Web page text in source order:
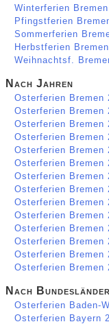
Winterferien
Pfingstferien
Sommerferien
Herbstferien
Weihnachtsf.
Nach Jahren
Osterferien Bremen
Osterferien Bremen
Osterferien Bremen
Osterferien Bremen
Osterferien Bremen
Osterferien Bremen
Osterferien Bremen
Osterferien Bremen
Osterferien Bremen
Osterferien Bremen
Osterferien Bremen
Osterferien Bremen
Osterferien Bremen
Osterferien Bremen
Nach
Osterferien Baden-
Osterferien Bayern